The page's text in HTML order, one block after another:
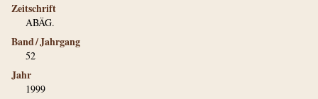
Zeitschrift
ABÄG.
Band / Jahrgang
52
Jahr
1999